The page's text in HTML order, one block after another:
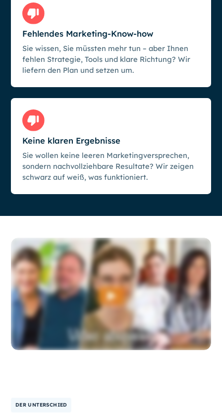
Fehlendes Marketing-Know-how
Sie wissen, Sie müssten mehr tun – aber Ihnen
fehlen Strategie, Tools und klare Richtung? Wir
liefern den Plan und setzen um.
Keine klaren Ergebnisse
Sie wollen keine leeren Marketingversprechen,
sondern nachvollziehbare Resultate? Wir zeigen
schwarz auf weiß, was funktioniert.
DER UNTERSCHIED